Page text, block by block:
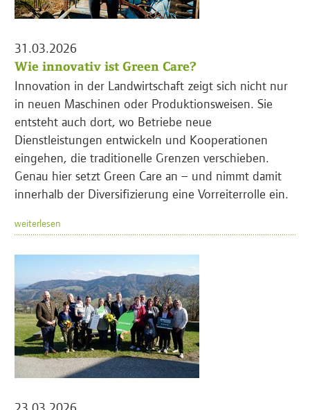
31.03.2026
Wie innovativ ist Green Care?
Innovation in der Landwirtschaft zeigt sich nicht nur
in neuen Maschinen oder Produktionsweisen. Sie
entsteht auch dort, wo Betriebe neue
Dienstleistungen entwickeln und Kooperationen
eingehen, die traditionelle Grenzen verschieben.
Genau hier setzt Green Care an – und nimmt damit
innerhalb der Diversifizierung eine Vorreiterrolle ein.
weiterlesen